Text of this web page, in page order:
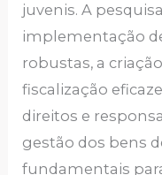
juvenis. A
implementação
robustas, a
fiscalização
direitos e
gestão dos bens
fundamentais